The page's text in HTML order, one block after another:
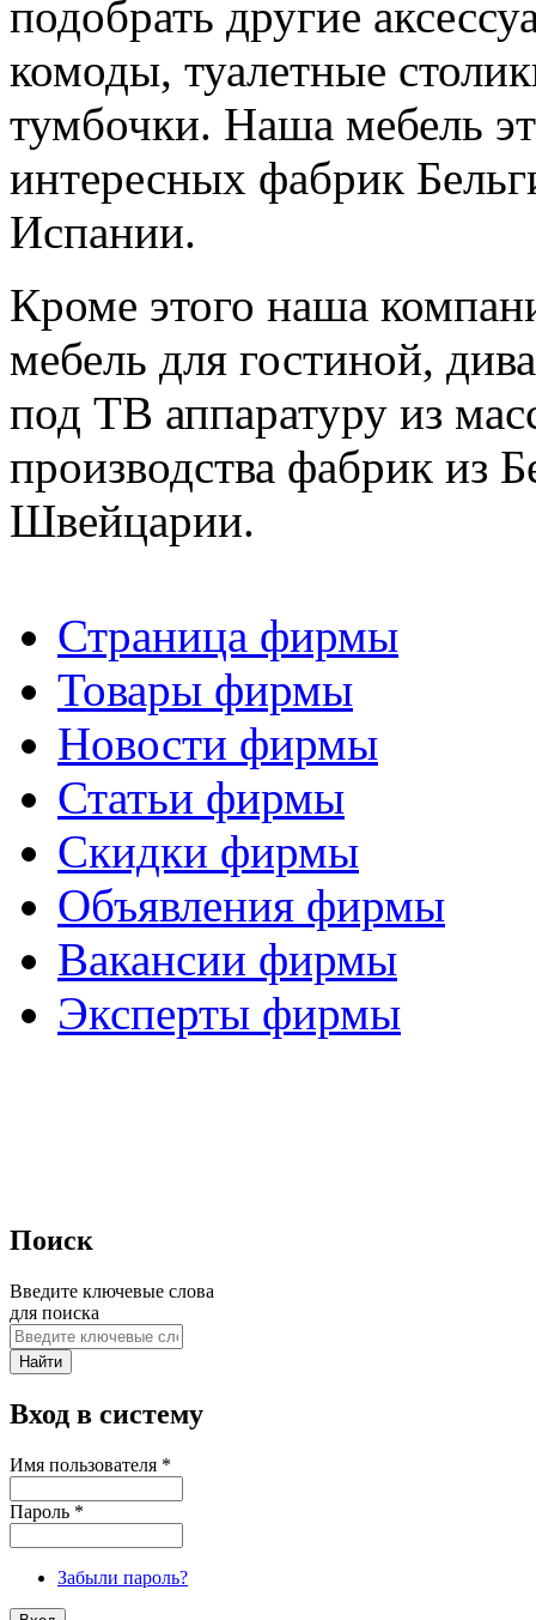
подобрать другие
комоды, туалетные
тумбочки. Наша мебель
интересных фабрик
Испании.
Кроме этого наша
мебель для гостиной,
под ТВ аппаратуру из
производства фабрик из
Швейцарии.
Страница фирмы
Товары фирмы
Новости фирмы
Статьи фирмы
Скидки фирмы
Объявления фирмы
Вакансии фирмы
Эксперты фирмы
Поиск
Введите ключевые слова
для поиска
Вход в систему
Имя пользователя *
Пароль *
Забыли пароль?